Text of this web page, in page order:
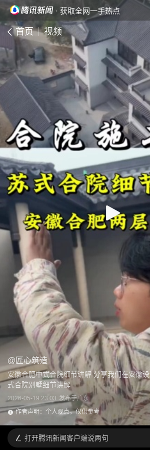
· 获取全网一手热点
首页 视频
@ 匠心筑造
安徽合肥中式合院细节讲解 分享我们在安徽
式合院别墅细节讲解
2026-05-19 23:03 发布于广东
作者声明：个人观点，仅供参考
打开腾讯新闻客户端说两句